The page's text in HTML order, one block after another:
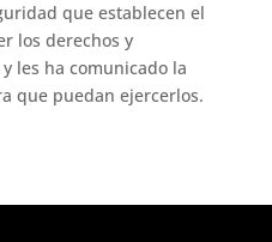
que establecen el
los derechos y
les ha comunicado la
que puedan ejercerlos.